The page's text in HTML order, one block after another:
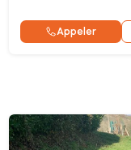
Appeler